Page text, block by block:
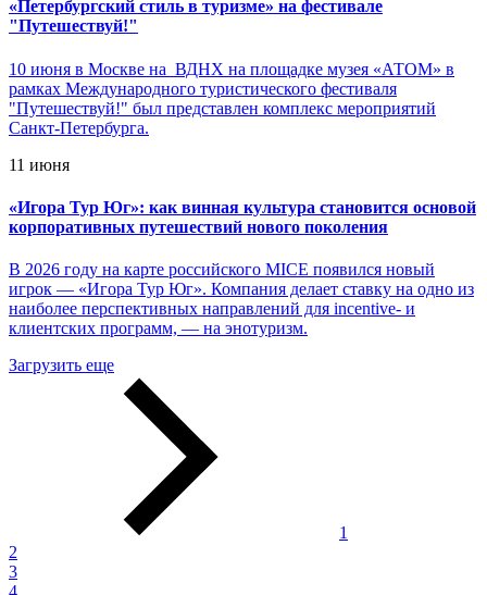
«Петербургский стиль в туризме» на фестивале
"Путешествуй!"
10 июня в Москве на ВДНХ на площадке музея «АТОМ» в
рамках Международного туристического фестиваля
"Путешествуй!" был представлен комплекс мероприятий
Санкт-Петербурга.
11 июня
«Игора Тур Юг»: как винная культура становится основой
корпоративных путешествий нового поколения
В 2026 году на карте российского MICE появился новый
игрок — «Игора Тур Юг». Компания делает ставку на одно из
наиболее перспективных направлений для incentive- и
клиентских программ, — на энотуризм.
Загрузить еще
1
2
3